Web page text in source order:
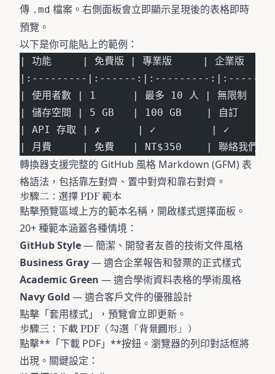
傳 .md 檔案。右側面板會立即顯示呈現後的表格即時
預覽。
以下是你可能貼上的範例：
| 功能     | 免費版 | 專業版     | 企業版
|:---------|:------:|:---------
| 使用者數 | 1      | 最多 10 人 | 無限制
| 儲存空間 | 5 GB   | 100 GB    | 自訂
| API 存取 | ✗      | ✓         | ✓
| 月費     | 免費   | NT$350    | 聯絡我們
轉換器支援完整的 GitHub 風格 Markdown (GFM) 表
格語法，包括靠左對齊、置中對齊和靠右對齊。
步驟二：選擇 PDF 範本
點擊預覽區域上方的範本名稱，開啟樣式選擇面板。
20+ 種範本涵蓋各種情境：
GitHub Style— 簡潔、開發者友善的技術文件風格
Business Gray— 適合企業報告和發票的正式樣式
Academic Green — 適合學術資料表格的學術風格
Navy Gold — 適合客戶文件的優雅設計
點擊「套用樣式」，預覽會立即更新。
步驟三：下載 PDF（勾選「背景圖形」）
點擊**「下載 PDF」**按鈕。瀏覽器的列印對話框將
出現。關鍵設定：